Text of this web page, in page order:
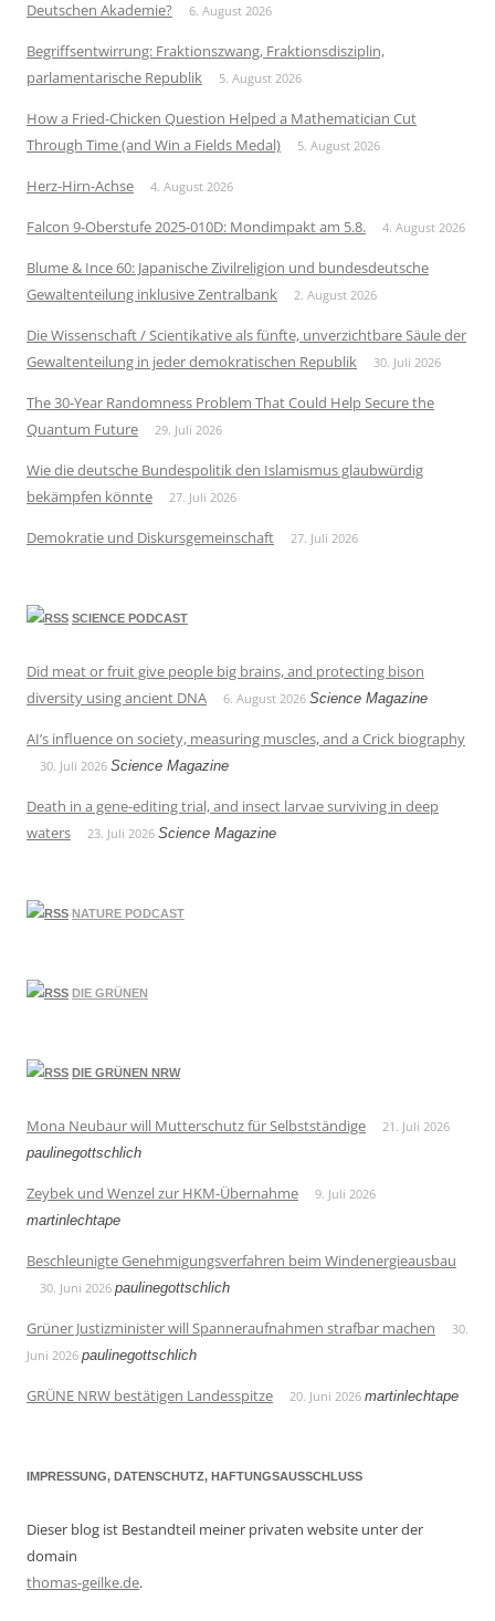
Deutschen Akademie?
6. August 2026
Begriffsentwirrung: Fraktionszwang, Fraktionsdisziplin,
parlamentarische Republik
5. August 2026
How a Fried-Chicken Question Helped a Mathematician Cut
Through Time (and Win a Fields Medal)
5. August 2026
Herz-Hirn-Achse 4. August 2026
Falcon 9-Oberstufe 2025-010D: Mondimpakt am 5.8. 4. August 2026
Blume & Ince 60: Japanische Zivilreligion und bundesdeutsche
Gewaltenteilung inklusive Zentralbank
2. August 2026
Die Wissenschaft / Scientikative als fünfte, unverzichtbare Säule der
Gewaltenteilung in jeder demokratischen Republik
30. Juli 2026
The 30-Year Randomness Problem That Could Help Secure the
Quantum Future
29. Juli 2026
Wie die deutsche Bundespolitik den Islamismus glaubwürdig
bekämpfen könnte
27. Juli 2026
Demokratie und Diskursgemeinschaft 27. Juli 2026
SCIENCE PODCAST
Did meat or fruit give people big brains, and protecting bison
diversity using ancient DNA
6. August 2026 Science Magazine
AI’s influence on society, measuring muscles, and a Crick biography
30. Juli 2026 Science Magazine
Death in a gene-editing trial, and insect larvae surviving in deep
waters
23. Juli 2026 Science Magazine
NATURE PODCAST
DIE GRÜNEN
DIE GRÜNEN NRW
Mona Neubaur will Mutterschutz für Selbstständige
21. Juli 2026
paulinegottschlich
Zeybek und Wenzel zur HKM-Übernahme
9. Juli 2026
martinlechtape
Beschleunigte Genehmigungsverfahren beim Windenergieausbau
30. Juni 2026 paulinegottschlich
Grüner Justizminister will Spanneraufnahmen strafbar machen
30.
Juni 2026 paulinegottschlich
GRÜNE NRW bestätigen Landesspitze 20. Juni 2026 martinlechtape
IMPRESSUNG, DATENSCHUTZ, HAFTUNGSAUSSCHLUSS
Dieser blog ist Bestandteil meiner privaten website unter der
domain
thomas-geilke.de.